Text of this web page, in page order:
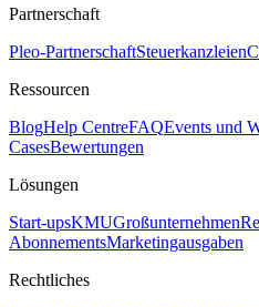
Partnerschaft
Pleo-PartnerschaftSteuerkanzleien
Ressourcen
BlogHelp CentreFAQEvents und
CasesBewertungen
Lösungen
Start-upsKMUGroßunternehmen
AbonnementsMarketingausgaben
Rechtliches